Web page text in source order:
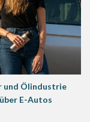
und Ölindustrie
E-Autos